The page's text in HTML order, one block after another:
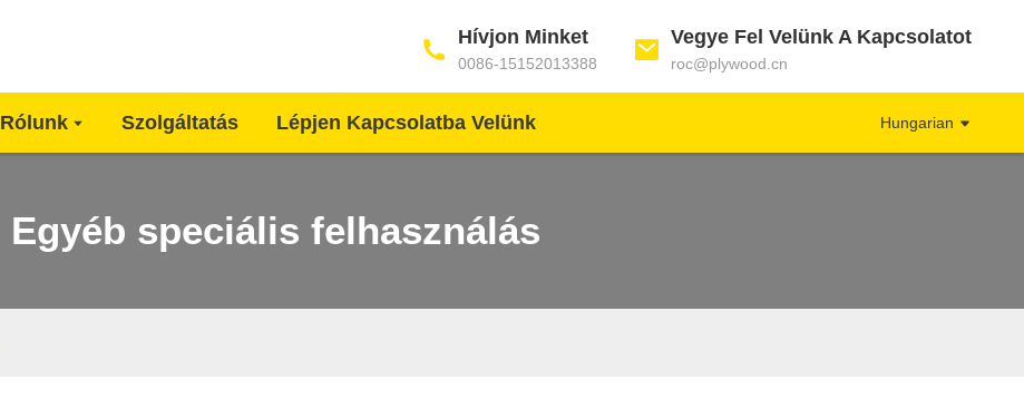
Hívjon Minket
0086-15152013388
Vegye Fel Velünk A Kapcsolatot
roc@plywood.cn
Rólunk Szolgáltatás Lépjen Kapcsolatba Velünk Hungarian
Egyéb speciális felhasználás